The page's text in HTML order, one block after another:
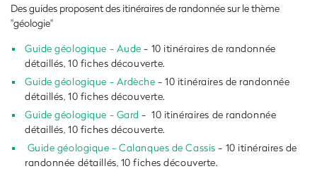
Des guides proposent des itinéraires de randonnée sur le thème
"géologie"
Guide géologique - Aude - 10 itinéraires de randonnée
détaillés, 10 fiches découverte.
Guide géologique - Ardèche - 10 itinéraires de randonnée
détaillés, 10 fiches découverte.
Guide géologique - Gard - 10 itinéraires de randonnée
détaillés, 10 fiches découverte.
Guide géologique - Calanques de Cassis - 10 itinéraires de
randonnée détaillés, 10 fiches découverte.